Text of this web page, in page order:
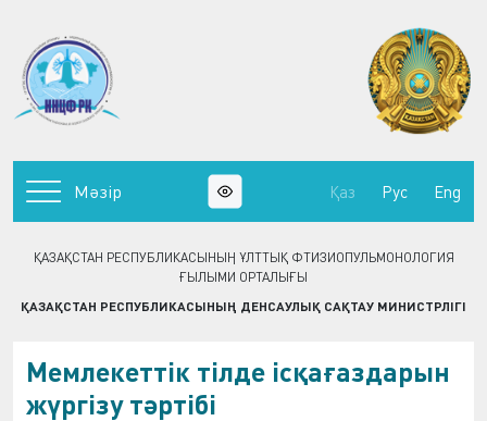
ҚАЗАҚСТАН РЕСПУБЛИКАСЫНЫҢ ҰЛТТЫҚ ФТИЗИОПУЛЬМОНОЛОГИЯ
ҒЫЛЫМИ ОРТАЛЫҒЫ
ҚАЗАҚСТАН РЕСПУБЛИКАСЫНЫҢ ДЕНСАУЛЫҚ САҚТАУ МИНИСТРЛІГІ
Мәзір Қаз Рус Eng
Мемлекеттік тілде ісқағаздарын
жүргізу тәртібі